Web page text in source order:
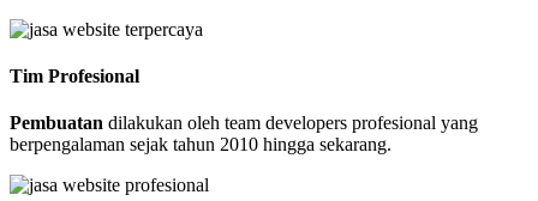
Tim Profesional
Pembuatan dilakukan oleh team developers profesional yang
berpengalaman sejak tahun 2010 hingga sekarang.